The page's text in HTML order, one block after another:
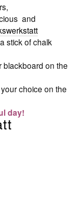
and
stick of chalk
blackboard on the
choice on the
day!